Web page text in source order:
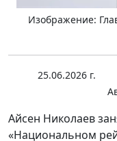
Изображение:
25.06.2026 г.
Айсен Николаев
«Национальном